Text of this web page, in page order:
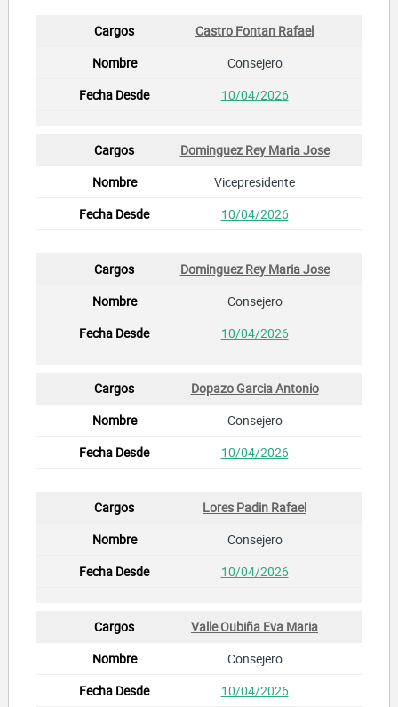
Castro Fontan Rafael
Consejero
10/04/2026
Dominguez Rey Maria Jose
Vicepresidente
10/04/2026
Dominguez Rey Maria Jose
Consejero
10/04/2026
Dopazo Garcia Antonio
Consejero
10/04/2026
Lores Padin Rafael
Consejero
10/04/2026
Valle Oubiña Eva Maria
Consejero
10/04/2026